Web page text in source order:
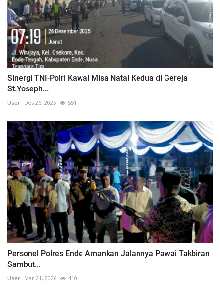
Sinergi TNI-Polri Kawal Misa Natal Kedua di Gereja
St.Yoseph...
User Des 26, 2025 551
Personel Polres Ende Amankan Jalannya Pawai Takbiran
Sambut...
User Mar 21, 2026 410